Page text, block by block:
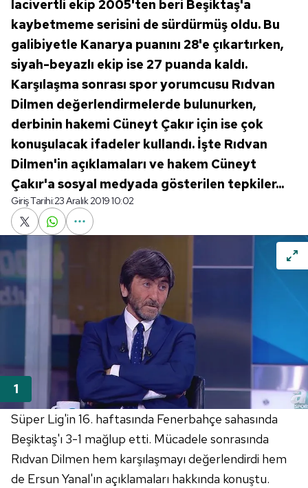
lacivertli ekip 2005'ten beri Beşiktaş'a
kaybetmeme serisini de sürdürmüş oldu. Bu
galibiyetle Kanarya puanını 28'e çıkartırken,
siyah-beyazlı ekip ise 27 puanda kaldı.
Karşılaşma sonrası spor yorumcusu Rıdvan
Dilmen değerlendirmelerde bulunurken,
derbinin hakemi Cüneyt Çakır için ise çok
konuşulacak ifadeler kullandı. İşte Rıdvan
Dilmen'in açıklamaları ve hakem Cüneyt
Çakır'a sosyal medyada gösterilen tepkiler...
Giriş Tarihi:23 Aralık 2019 10:02
Süper Lig'in 16. haftasında Fenerbahçe sahasında
Beşiktaş'ı 3-1 mağlup etti. Mücadele sonrasında
Rıdvan Dilmen hem karşılaşmayı değerlendirdi hem
de Ersun Yanal'ın açıklamaları hakkında konuştu.